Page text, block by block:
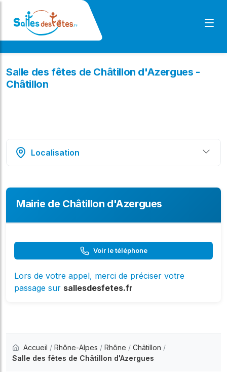
Salle des fêtes de Châtillon d'Azergues -
Châtillon
Localisation
Mairie de Châtillon d'Azergues
Voir le téléphone
Lors de votre appel, merci de préciser votre
passage sur sallesdesfetes.fr
Accueil / Rhône-Alpes / Rhône / Châtillon /
Salle des fêtes de Châtillon d'Azergues